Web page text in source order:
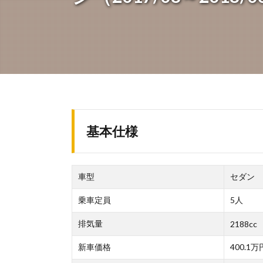
基本仕様
車型 セダン
乗車定員 5人
排気量 2188cc
新車価格 400.1万